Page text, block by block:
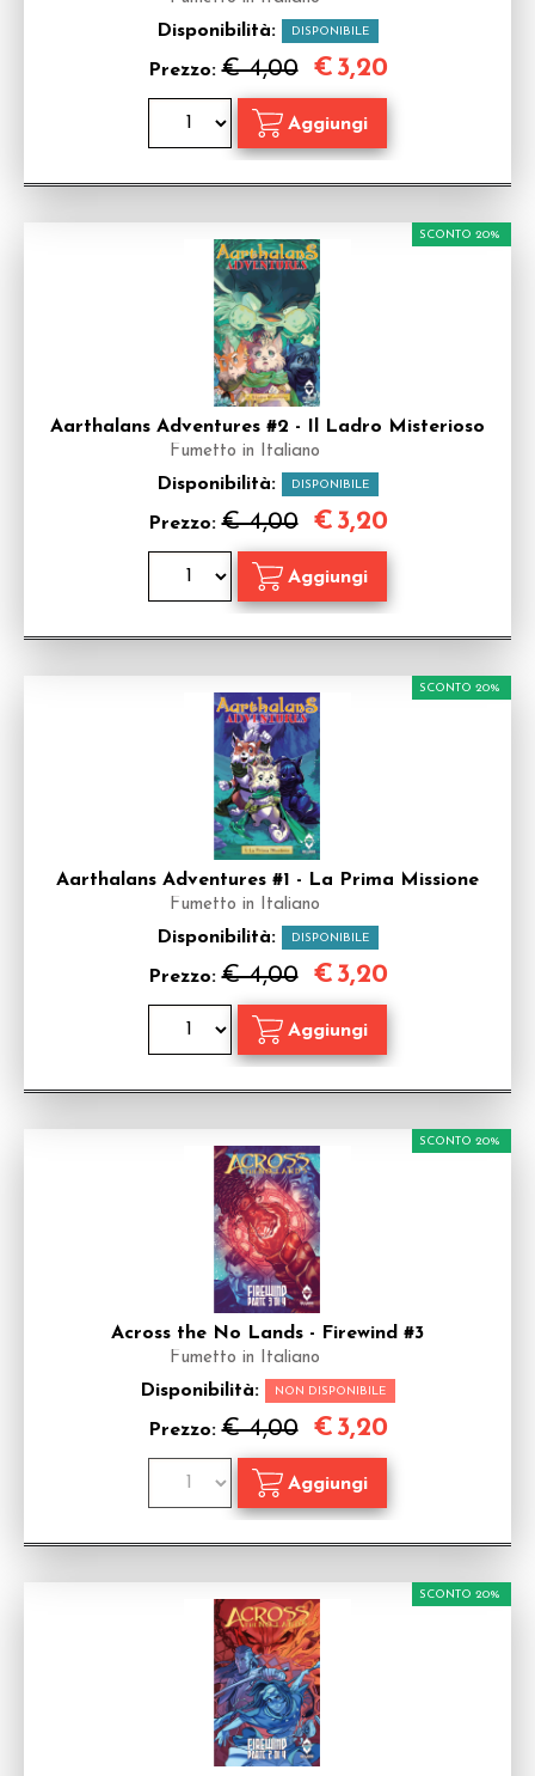
Disponibilità: DISPONIBILE
Prezzo:€ 4,00 € 3,20
Aarthalans Adventures #2 - Il Ladro Misterioso
Fumetto in Italiano
Disponibilità: DISPONIBILE
Prezzo:€ 4,00
SCONTO 20%
€ 3,20
Aarthalans Adventures #1 - La Prima Missione
Fumetto in Italiano
Disponibilità: DISPONIBILE
Prezzo:€ 4,00
SCONTO 20%
€ 3,20
Across the No Lands - Firewind #3
Fumetto in Italiano
Disponibilità: NON DISPONIBILE
Prezzo:€ 4,00
SCONTO 20%
€ 3,20
SCONTO 20%